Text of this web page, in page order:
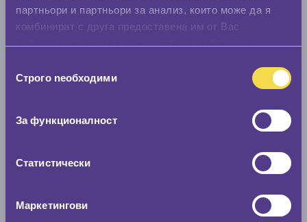
партньори и партньори за анализ, които може да я
комбинират с друга предоставена им от Вас
наСтрого nеобходими
За функционалност
Статистически
Маркетингови